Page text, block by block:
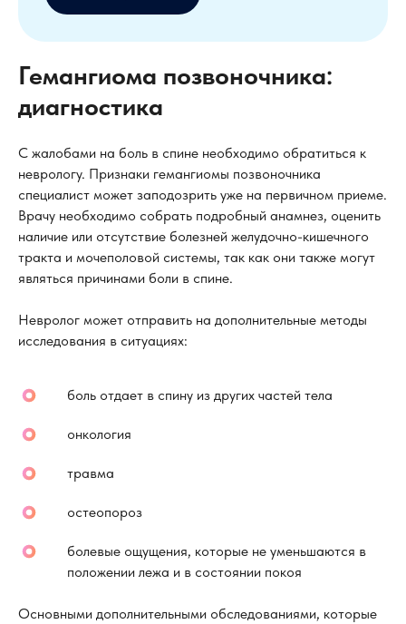
Гемангиома позвоночника:
диагностика
С жалобами на боль в спине необходимо обратиться к
неврологу. Признаки гемангиомы позвоночника
специалист может заподозрить уже на первичном приеме.
Врачу необходимо собрать подробный анамнез, оценить
наличие или отсутствие болезней желудочно-кишечного
тракта и мочеполовой системы, так как они также могут
являться причинами боли в спине.
Невролог может отправить на дополнительные методы
исследования в ситуациях:
боль отдает в спину из других частей тела
онкология
травма
остеопороз
болевые ощущения, которые не уменьшаются в
положении лежа и в состоянии покоя
Основными дополнительными обследованиями, которые